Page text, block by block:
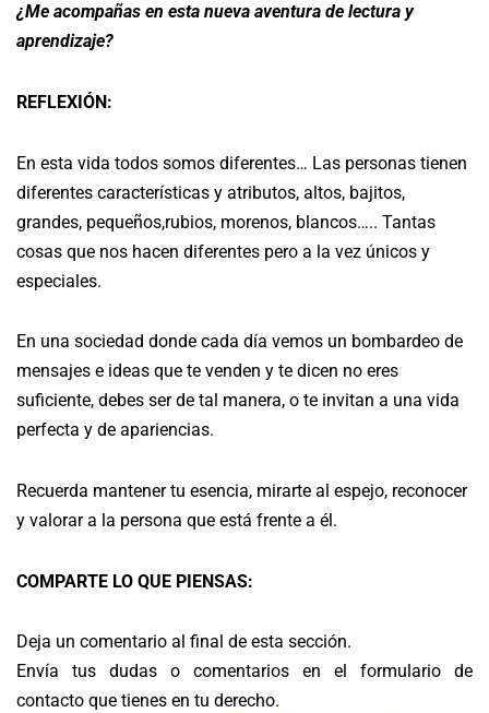
¿Me acompañas en esta nueva aventura de lectura y
aprendizaje?
REFLEXIÓN:
En esta vida todos somos diferentes… Las personas tienen
diferentes características y atributos, altos, bajitos,
grandes, pequeños,rubios, morenos, blancos….. Tantas
cosas que nos hacen diferentes pero a la vez únicos y
especiales.
En una sociedad donde cada día vemos un bombardeo de
mensajes e ideas que te venden y te dicen no eres
suficiente, debes ser de tal manera, o te invitan a una vida
perfecta y de apariencias.
Recuerda mantener tu esencia, mirarte al espejo, reconocer
y valorar a la persona que está frente a él.
COMPARTE LO QUE PIENSAS:
Deja un comentario al final de esta sección.
Envía tus dudas o comentarios en el formulario de
contacto que tienes en tu derecho.